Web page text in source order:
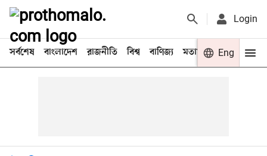
Login
সর্বশেষ বাংলাদেশ রাজনীতি বিশ্ব বাণিজ্য মতামত খেলা
Eng